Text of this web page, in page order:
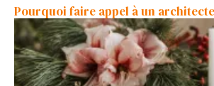
Pourquoi faire appel à un